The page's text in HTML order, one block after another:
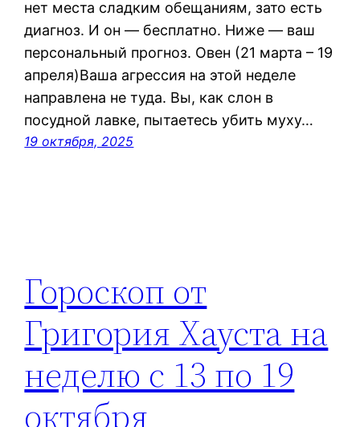
нет места сладким обещаниям, зато есть
диагноз. И он — бесплатно. Ниже — ваш
персональный прогноз. Овен (21 марта – 19
апреля)Ваша агрессия на этой неделе
направлена не туда. Вы, как слон в
посудной лавке, пытаетесь убить муху…
19 октября, 2025
Гороскоп от
Григория Хауста на
неделю с 13 по 19
октября